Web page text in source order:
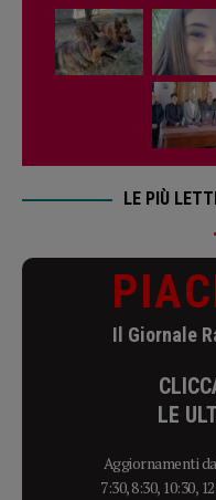
LE PIÙ
Il Giornale
LE
Aggiornamenti
7:30, 8:30, 10:30,